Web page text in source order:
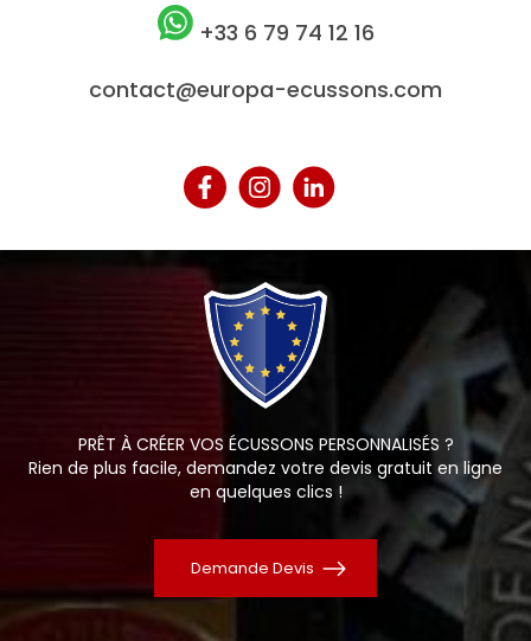
+33 6 79 74 12 16
contact@europa-ecussons.com
PRÊT À CRÉER VOS ÉCUSSONS PERSONNALISÉS ?
Rien de plus facile, demandez votre devis gratuit en ligne
en quelques clics !
Demande Devis